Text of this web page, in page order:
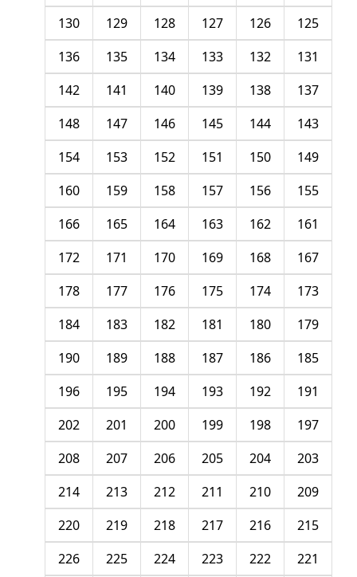
125
126
127
128
129
130
131
132
133
134
135
136
137
138
139
140
141
142
143
144
145
146
147
148
149
150
151
152
153
154
155
156
157
158
159
160
161
162
163
164
165
166
167
168
169
170
171
172
173
174
175
176
177
178
179
180
181
182
183
184
185
186
187
188
189
190
191
192
193
194
195
196
197
198
199
200
201
202
203
204
205
206
207
208
209
210
211
212
213
214
215
216
217
218
219
220
221
222
223
224
225
226